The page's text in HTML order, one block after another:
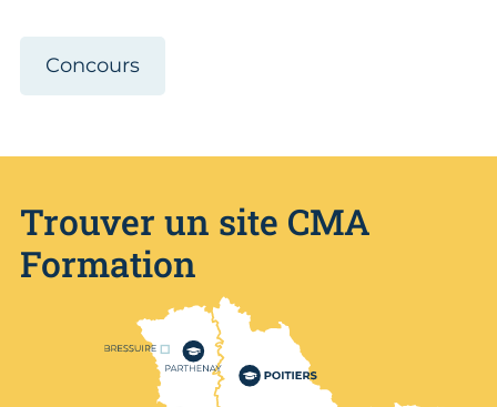
Concours
Trouver un site CMA
Formation
Nos centres de formation